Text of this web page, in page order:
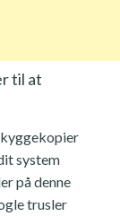
til at
system
på denne
trusler